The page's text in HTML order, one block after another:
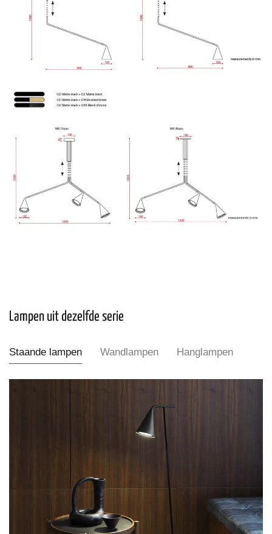
Lampen uit dezelfde serie
Staande lampen Wandlampen Hanglampen